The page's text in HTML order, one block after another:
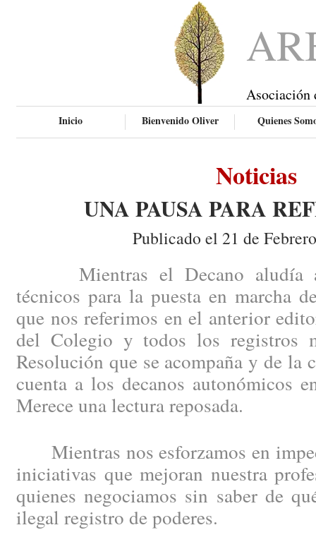
Asociación
Inicio Bienvenido Oliver Quienes
Noticias
UNA PAUSA PARA
Publicado el 21 de
Mientras el Decano aludía a
técnicos para la puesta en marcha
que nos referimos en el anterior
del Colegio y todos los registros
Resolución que se acompaña y de la
cuenta a los decanos autonómicos
Merece una lectura reposada.
Mientras nos esforzamos en
iniciativas que mejoran nuestra
quienes negociamos sin saber de
ilegal registro de poderes.